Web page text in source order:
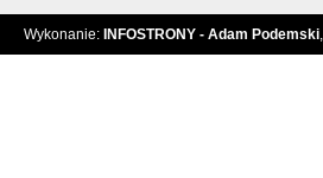
Wykonanie: INFOSTRONY - Adam Podemski